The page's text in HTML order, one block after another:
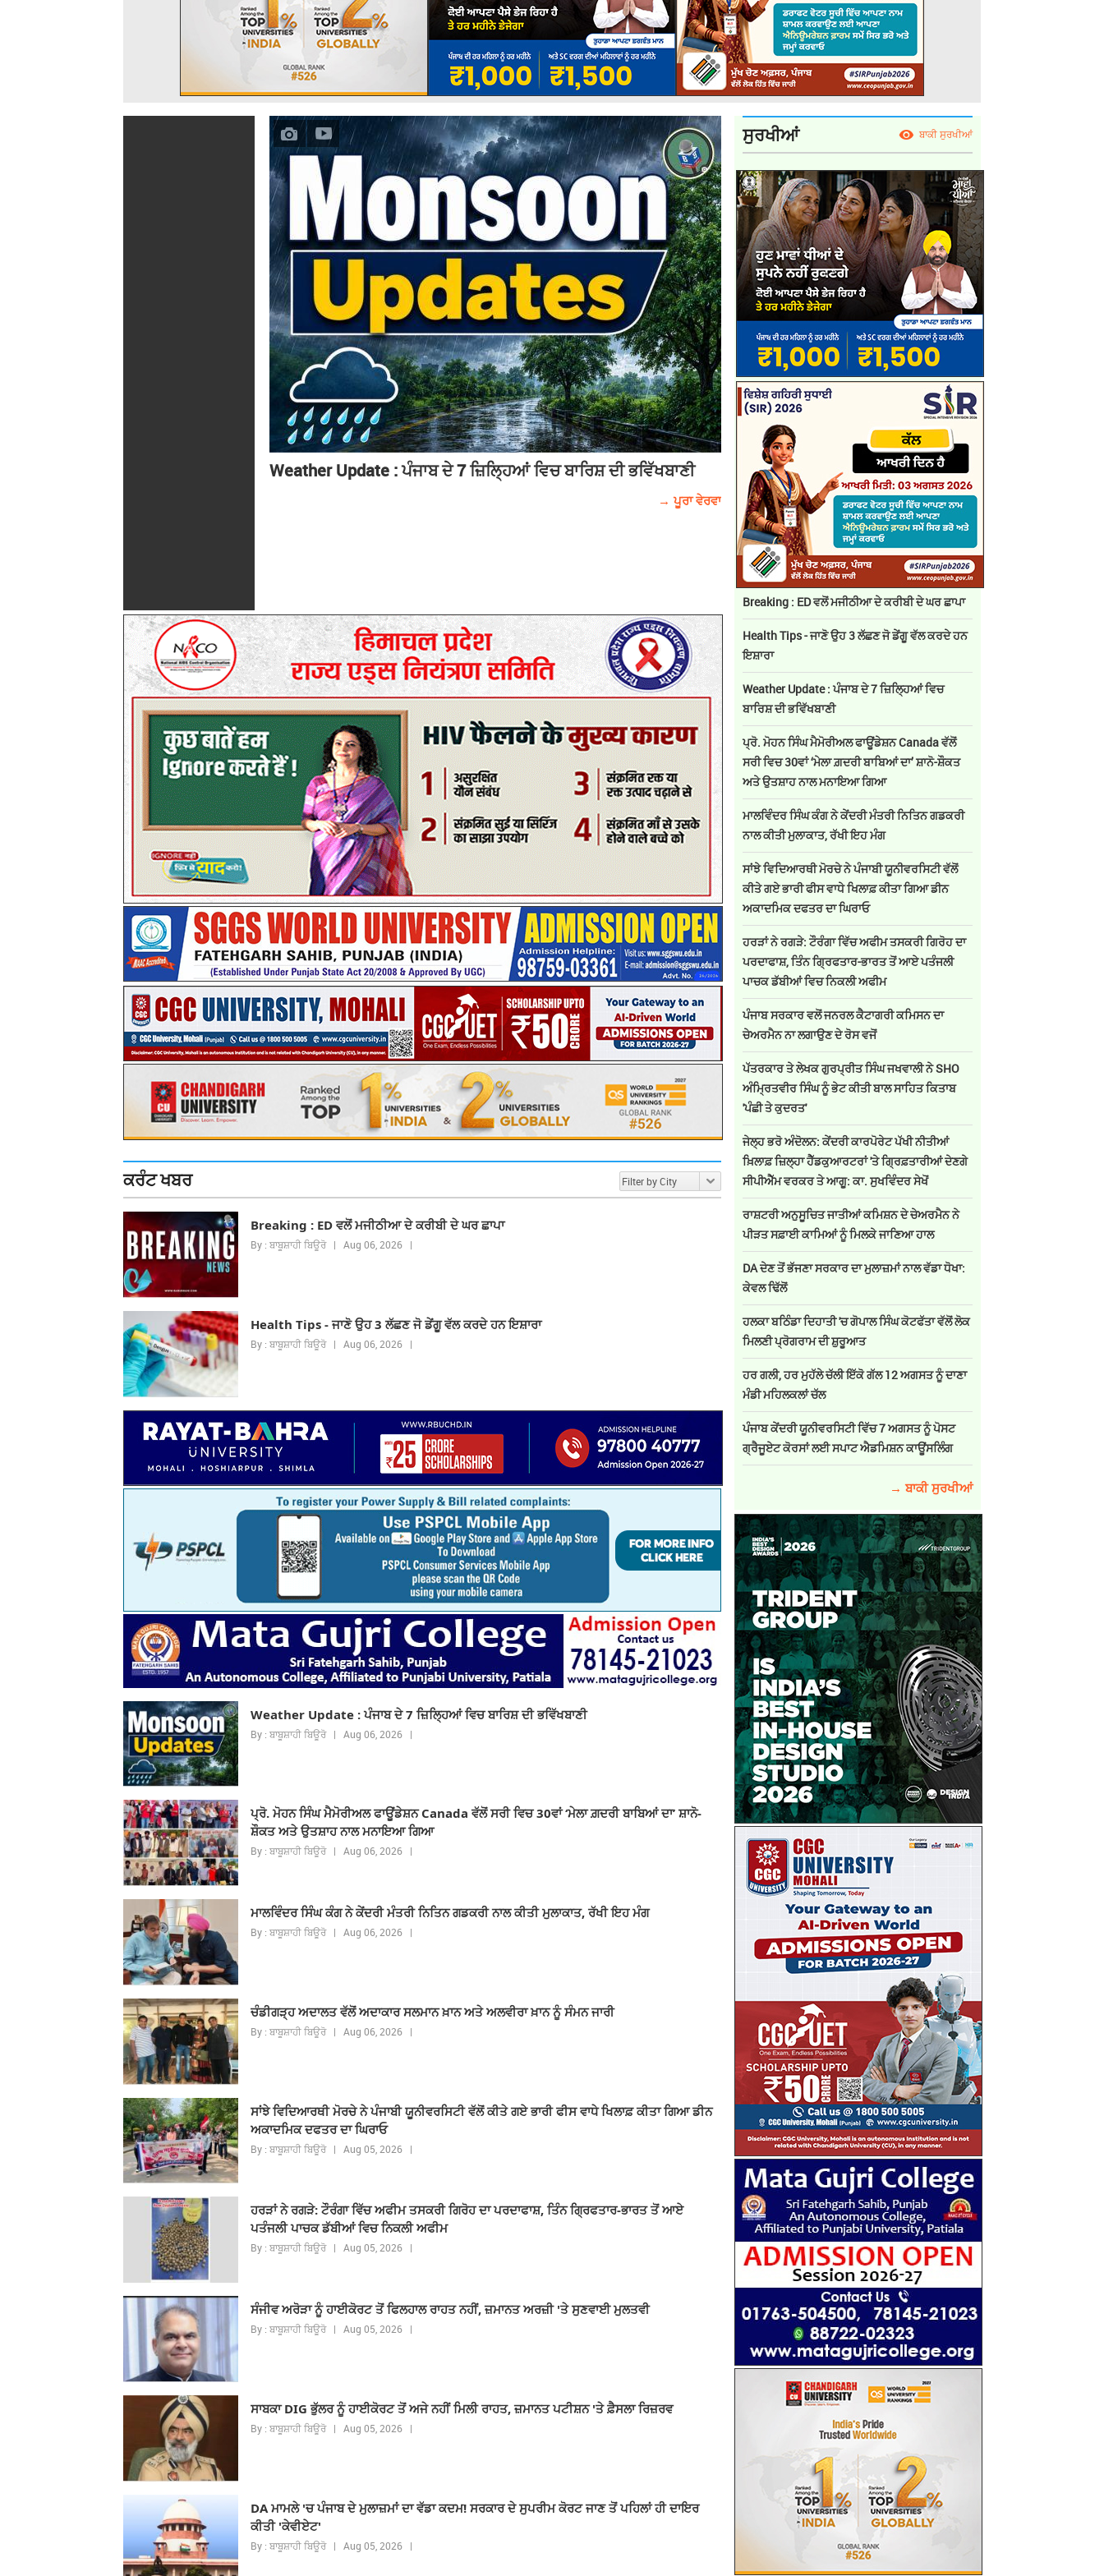
Weather Update : ਪੰਜਾਬ ਦੇ 7 ਜ਼ਿਲ੍ਹਿਆਂ ਵਿਚ ਬਾਰਿਸ਼ ਦੀ ਭਵਿੱਖਬਾਣੀ
→ ਪੂਰਾ ਵੇਰਵਾ
ਕਰੰਟ ਖਬਰ
Breaking : ED ਵਲੋਂ ਮਜੀਠੀਆ ਦੇ ਕਰੀਬੀ ਦੇ ਘਰ ਛਾਪਾ
By : ਬਾਬੂਸ਼ਾਹੀ ਬਿਊਰੋ | Aug 06, 2026 |
Health Tips - ਜਾਣੋ ਉਹ 3 ਲੱਛਣ ਜੋ ਡੇਂਗੂ ਵੱਲ ਕਰਦੇ ਹਨ ਇਸ਼ਾਰਾ
By : ਬਾਬੂਸ਼ਾਹੀ ਬਿਊਰੋ | Aug 06, 2026 |
Weather Update : ਪੰਜਾਬ ਦੇ 7 ਜ਼ਿਲ੍ਹਿਆਂ ਵਿਚ ਬਾਰਿਸ਼ ਦੀ ਭਵਿੱਖਬਾਣੀ
By : ਬਾਬੂਸ਼ਾਹੀ ਬਿਊਰੋ | Aug 06, 2026 |
ਪ੍ਰੋ. ਮੋਹਨ ਸਿੰਘ ਮੈਮੋਰੀਅਲ ਫਾਊਂਡੇਸ਼ਨ Canada ਵੱਲੋਂ ਸਰੀ ਵਿਚ 30ਵਾਂ ‘ਮੇਲਾ ਗ਼ਦਰੀ ਬਾਬਿਆਂ ਦਾ’ ਸ਼ਾਨੋ-
ਸ਼ੌਕਤ ਅਤੇ ਉਤਸ਼ਾਹ ਨਾਲ ਮਨਾਇਆ ਗਿਆ
By : ਬਾਬੂਸ਼ਾਹੀ ਬਿਊਰੋ | Aug 06, 2026 |
ਮਾਲਵਿੰਦਰ ਸਿੰਘ ਕੰਗ ਨੇ ਕੇਂਦਰੀ ਮੰਤਰੀ ਨਿਤਿਨ ਗਡਕਰੀ ਨਾਲ ਕੀਤੀ ਮੁਲਾਕਾਤ, ਰੱਖੀ ਇਹ ਮੰਗ
By : ਬਾਬੂਸ਼ਾਹੀ ਬਿਊਰੋ | Aug 06, 2026 |
ਚੰਡੀਗੜ੍ਹ ਅਦਾਲਤ ਵੱਲੋਂ ਅਦਾਕਾਰ ਸਲਮਾਨ ਖ਼ਾਨ ਅਤੇ ਅਲਵੀਰਾ ਖ਼ਾਨ ਨੂੰ ਸੰਮਨ ਜਾਰੀ
By : ਬਾਬੂਸ਼ਾਹੀ ਬਿਊਰੋ | Aug 06, 2026 |
ਸਾਂਝੇ ਵਿਦਿਆਰਥੀ ਮੋਰਚੇ ਨੇ ਪੰਜਾਬੀ ਯੂਨੀਵਰਸਿਟੀ ਵੱਲੋਂ ਕੀਤੇ ਗਏ ਭਾਰੀ ਫੀਸ ਵਾਧੇ ਖਿਲਾਫ਼ ਕੀਤਾ ਗਿਆ ਡੀਨ
ਅਕਾਦਮਿਕ ਦਫਤਰ ਦਾ ਘਿਰਾਓ
By : ਬਾਬੂਸ਼ਾਹੀ ਬਿਊਰੋ | Aug 05, 2026 |
ਹਰੜਾਂ ਨੇ ਰਗੜੇ: ਟੌਰੰਗਾ ਵਿੱਚ ਅਫੀਮ ਤਸਕਰੀ ਗਿਰੋਹ ਦਾ ਪਰਦਾਫਾਸ਼, ਤਿੰਨ ਗ੍ਰਿਫਤਾਰ-ਭਾਰਤ ਤੋਂ ਆਏ
ਪਤੰਜਲੀ ਪਾਚਕ ਡੱਬੀਆਂ ਵਿਚ ਨਿਕਲੀ ਅਫੀਮ
By : ਬਾਬੂਸ਼ਾਹੀ ਬਿਊਰੋ | Aug 05, 2026 |
ਸੰਜੀਵ ਅਰੋੜਾ ਨੂੰ ਹਾਈਕੋਰਟ ਤੋਂ ਫਿਲਹਾਲ ਰਾਹਤ ਨਹੀਂ, ਜ਼ਮਾਨਤ ਅਰਜ਼ੀ 'ਤੇ ਸੁਣਵਾਈ ਮੁਲਤਵੀ
By : ਬਾਬੂਸ਼ਾਹੀ ਬਿਊਰੋ | Aug 05, 2026 |
ਸਾਬਕਾ DIG ਭੁੱਲਰ ਨੂੰ ਹਾਈਕੋਰਟ ਤੋਂ ਅਜੇ ਨਹੀਂ ਮਿਲੀ ਰਾਹਤ, ਜ਼ਮਾਨਤ ਪਟੀਸ਼ਨ 'ਤੇ ਫ਼ੈਸਲਾ ਰਿਜ਼ਰਵ
By : ਬਾਬੂਸ਼ਾਹੀ ਬਿਊਰੋ | Aug 05, 2026 |
DA ਮਾਮਲੇ 'ਚ ਪੰਜਾਬ ਦੇ ਮੁਲਾਜ਼ਮਾਂ ਦਾ ਵੱਡਾ ਕਦਮ! ਸਰਕਾਰ ਦੇ ਸੁਪਰੀਮ ਕੋਰਟ ਜਾਣ ਤੋਂ ਪਹਿਲਾਂ ਹੀ ਦਾਇਰ
ਕੀਤੀ 'ਕੇਵੀਏਟ'
By : ਬਾਬੂਸ਼ਾਹੀ ਬਿਊਰੋ | Aug 05, 2026 |
ਸੁਰਖੀਆਂ ਬਾਕੀ ਸੁਰਖੀਆਂ
Breaking : ED ਵਲੋਂ ਮਜੀਠੀਆ ਦੇ ਕਰੀਬੀ ਦੇ ਘਰ ਛਾਪਾ
Health Tips - ਜਾਣੋ ਉਹ 3 ਲੱਛਣ ਜੋ ਡੇਂਗੂ ਵੱਲ ਕਰਦੇ ਹਨ
ਇਸ਼ਾਰਾ
Weather Update : ਪੰਜਾਬ ਦੇ 7 ਜ਼ਿਲ੍ਹਿਆਂ ਵਿਚ
ਬਾਰਿਸ਼ ਦੀ ਭਵਿੱਖਬਾਣੀ
ਪ੍ਰੋ. ਮੋਹਨ ਸਿੰਘ ਮੈਮੋਰੀਅਲ ਫਾਊਂਡੇਸ਼ਨ Canada ਵੱਲੋਂ
ਸਰੀ ਵਿਚ 30ਵਾਂ ‘ਮੇਲਾ ਗ਼ਦਰੀ ਬਾਬਿਆਂ ਦਾ’ ਸ਼ਾਨੋ-ਸ਼ੌਕਤ
ਅਤੇ ਉਤਸ਼ਾਹ ਨਾਲ ਮਨਾਇਆ ਗਿਆ
ਮਾਲਵਿੰਦਰ ਸਿੰਘ ਕੰਗ ਨੇ ਕੇਂਦਰੀ ਮੰਤਰੀ ਨਿਤਿਨ ਗਡਕਰੀ
ਨਾਲ ਕੀਤੀ ਮੁਲਾਕਾਤ, ਰੱਖੀ ਇਹ ਮੰਗ
ਸਾਂਝੇ ਵਿਦਿਆਰਥੀ ਮੋਰਚੇ ਨੇ ਪੰਜਾਬੀ ਯੂਨੀਵਰਸਿਟੀ ਵੱਲੋਂ
ਕੀਤੇ ਗਏ ਭਾਰੀ ਫੀਸ ਵਾਧੇ ਖਿਲਾਫ਼ ਕੀਤਾ ਗਿਆ ਡੀਨ
ਅਕਾਦਮਿਕ ਦਫਤਰ ਦਾ ਘਿਰਾਓ
ਹਰੜਾਂ ਨੇ ਰਗੜੇ: ਟੌਰੰਗਾ ਵਿੱਚ ਅਫੀਮ ਤਸਕਰੀ ਗਿਰੋਹ ਦਾ
ਪਰਦਾਫਾਸ਼, ਤਿੰਨ ਗ੍ਰਿਫਤਾਰ-ਭਾਰਤ ਤੋਂ ਆਏ ਪਤੰਜਲੀ
ਪਾਚਕ ਡੱਬੀਆਂ ਵਿਚ ਨਿਕਲੀ ਅਫੀਮ
ਪੰਜਾਬ ਸਰਕਾਰ ਵਲੋਂ ਜਨਰਲ ਕੈਟਾਗਰੀ ਕਮਿਸਨ ਦਾ
ਚੇਅਰਮੈਨ ਨਾ ਲਗਾਉਣ ਦੇ ਰੋਸ ਵਜੋਂ
ਪੱਤਰਕਾਰ ਤੇ ਲੇਖਕ ਗੁਰਪ੍ਰੀਤ ਸਿੰਘ ਜਖਵਾਲੀ ਨੇ SHO
ਅੰਮ੍ਰਿਤਵੀਰ ਸਿੰਘ ਨੂੰ ਭੇਟ ਕੀਤੀ ਬਾਲ ਸਾਹਿਤ ਕਿਤਾਬ
'ਪੰਛੀ ਤੇ ਕੁਦਰਤ'
ਜੇਲ੍ਹ ਭਰੋ ਅੰਦੋਲਨ: ਕੇਂਦਰੀ ਕਾਰਪੋਰੇਟ ਪੱਖੀ ਨੀਤੀਆਂ
ਖ਼ਿਲਾਫ਼ ਜ਼ਿਲ੍ਹਾ ਹੈੱਡਕੁਆਰਟਰਾਂ 'ਤੇ ਗ੍ਰਿਫ਼ਤਾਰੀਆਂ ਦੇਣਗੇ
ਸੀਪੀਐੱਮ ਵਰਕਰ ਤੇ ਆਗੂ: ਕਾ. ਸੁਖਵਿੰਦਰ ਸੇਖੋਂ
ਰਾਸ਼ਟਰੀ ਅਨੁਸੂਚਿਤ ਜਾਤੀਆਂ ਕਮਿਸ਼ਨ ਦੇ ਚੇਅਰਮੈਨ ਨੇ
ਪੀੜਤ ਸਫ਼ਾਈ ਕਾਮਿਆਂ ਨੂੰ ਮਿਲਕੇ ਜਾਣਿਆ ਹਾਲ
DA ਦੇਣ‌ ਤੋਂ ਭੱਜਣਾ ਸਰਕਾਰ ਦਾ ਮੁਲਾਜ਼ਮਾਂ ਨਾਲ ਵੱਡਾ ਧੋਖਾ:
ਕੇਵਲ ਢਿੱਲੋਂ
ਹਲਕਾ ਬਠਿੰਡਾ ਦਿਹਾਤੀ 'ਚ ਗੋਪਾਲ ਸਿੰਘ ਕੋਟਫੱਤਾ ਵੱਲੋਂ ਲੋਕ
ਮਿਲਣੀ ਪ੍ਰੋਗਰਾਮ ਦੀ ਸ਼ੁਰੂਆਤ
ਹਰ ਗਲੀ, ਹਰ ਮੁਹੱਲੇ ਚੱਲੀ ਇੱਕੋ ਗੱਲ 12 ਅਗਸਤ ਨੂੰ ਦਾਣਾ
ਮੰਡੀ ਮਹਿਲਕਲਾਂ ਚੱਲ
ਪੰਜਾਬ ਕੇਂਦਰੀ ਯੂਨੀਵਰਸਿਟੀ ਵਿੱਚ 7 ਅਗਸਤ ਨੂੰ ਪੋਸਟ
ਗ੍ਰੈਜੂਏਟ ਕੋਰਸਾਂ ਲਈ ਸਪਾਟ ਐਡਮਿਸ਼ਨ ਕਾਊਂਸਲਿੰਗ
→ ਬਾਕੀ ਸੁਰਖੀਆਂ